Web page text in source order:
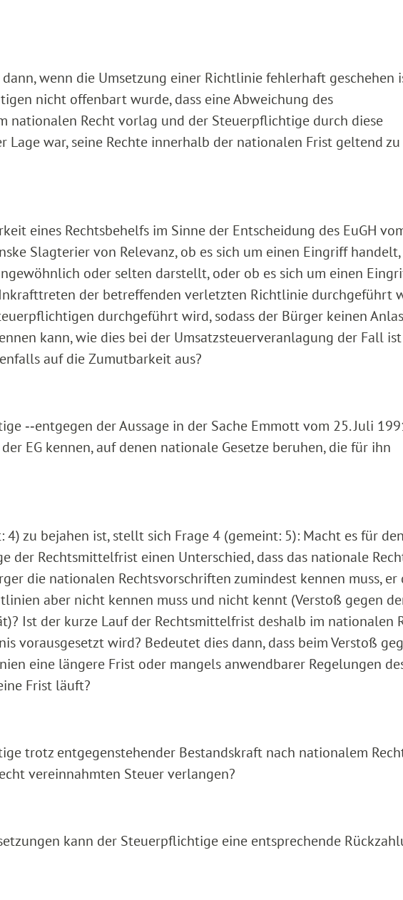
wenn die Umsetzung einer Richtlinie fehlerhaft geschehen
nicht offenbart wurde, dass eine Abweichung des
nationalen Recht vorlag und der Steuerpflichtige durch diese
Lage war, seine Rechte innerhalb der nationalen Frist geltend zu
eines Rechtsbehelfs im Sinne der Entscheidung des EuGH
Slagterier von Relevanz, ob es sich um einen Eingriff
oder selten darstellt, oder ob es sich um einen
der betreffenden verletzten Richtlinie durchgeführt
durchgeführt wird, sodass der Bürger keinen
kann, wie dies bei der Umsatzsteuerveranlagung der Fall
auf die Zumutbarkeit aus?
‑‑entgegen der Aussage in der Sache Emmott vom 25. Juli
EG kennen, auf denen nationale Gesetze beruhen, die für ihn
4) zu bejahen ist, stellt sich Frage 4 (gemeint: 5): Macht es für den
der Rechtsmittelfrist einen Unterschied, dass das nationale
die nationalen Rechtsvorschriften zumindest kennen muss, er
aber nicht kennen muss und nicht kennt (Verstoß gegen
Ist der kurze Lauf der Rechtsmittelfrist deshalb im nationalen
vorausgesetzt wird? Bedeutet dies dann, dass beim Verstoß
eine längere Frist oder mangels anwendbarer Regelungen
Frist läuft?
trotz entgegenstehender Bestandskraft nach nationalem
vereinnahmten Steuer verlangen?
kann der Steuerpflichtige eine entsprechende